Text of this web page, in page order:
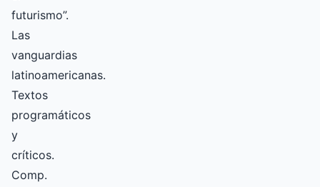
futurismo”.
Las
vanguardias
latinoamericanas.
Textos
programáticos
y
críticos.
Comp.